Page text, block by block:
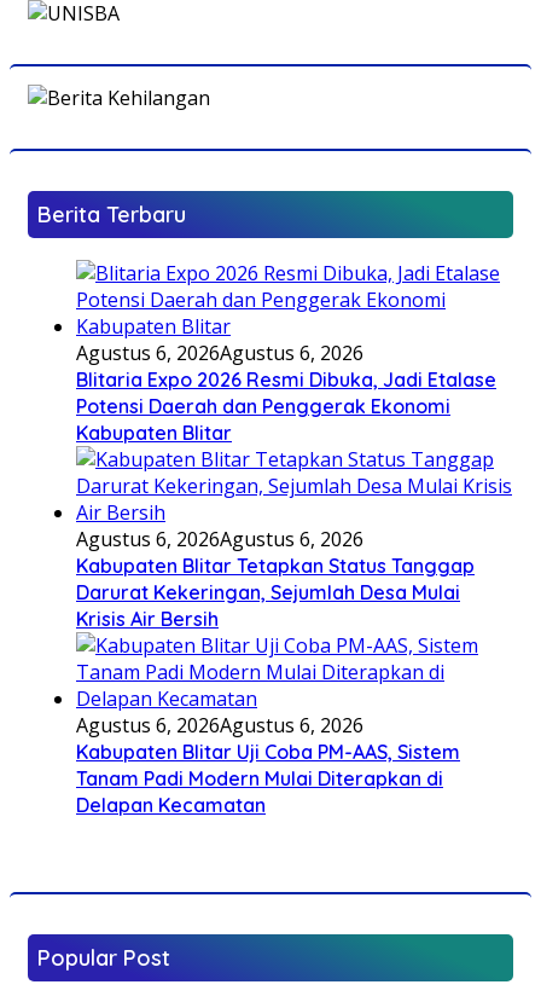
Berita Terbaru
Agustus 6, 2026Agustus 6, 2026
Blitaria Expo 2026 Resmi Dibuka, Jadi Etalase
Potensi Daerah dan Penggerak Ekonomi
Kabupaten Blitar
Agustus 6, 2026Agustus 6, 2026
Kabupaten Blitar Tetapkan Status Tanggap
Darurat Kekeringan, Sejumlah Desa Mulai
Krisis Air Bersih
Agustus 6, 2026Agustus 6, 2026
Kabupaten Blitar Uji Coba PM-AAS, Sistem
Tanam Padi Modern Mulai Diterapkan di
Delapan Kecamatan
Popular Post